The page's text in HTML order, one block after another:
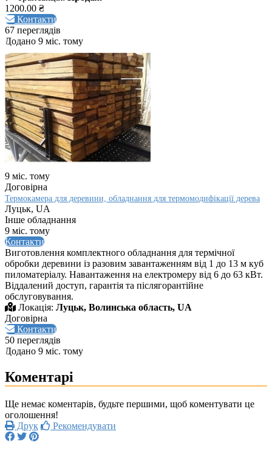
1200.00 ₴
Контакти
67 переглядів
Додано 9 міс. тому
9 міс. тому
Договірна
Термокамера для деревини, обладнання для термомодифікації дерева
Луцьк, UA
Інше обладнання
9 міс. тому
Контакти
Виготовлення комплектного обладнання для термічної
обробки деревини із разовим завантаженням від 1 до 13 м куб
пиломатеріалу. Навантаження на електромеру від 6 до 63 кВт.
Віддалений доступ, гарантія та післягорантійне
обслуговування.
Локація: Луцьк, Волинська область, UA
Договірна
Контакти
50 переглядів
Додано 9 міс. тому
Коментарі
Ще немає коментарів, будьте першими, щоб коментувати це
оголошення!
Друк
Рекомендувати